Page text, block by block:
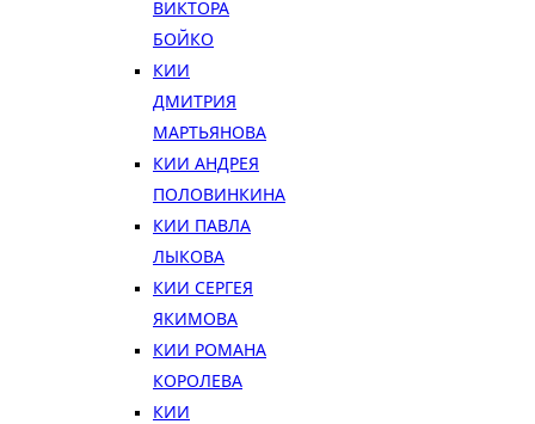
ВИКТОРА
БОЙКО
КИИ
ДМИТРИЯ
МАРТЬЯНОВА
КИИ АНДРЕЯ
ПОЛОВИНКИНА
КИИ ПАВЛА
ЛЫКОВА
КИИ СЕРГЕЯ
ЯКИМОВА
КИИ РОМАНА
КОРОЛЕВА
КИИ